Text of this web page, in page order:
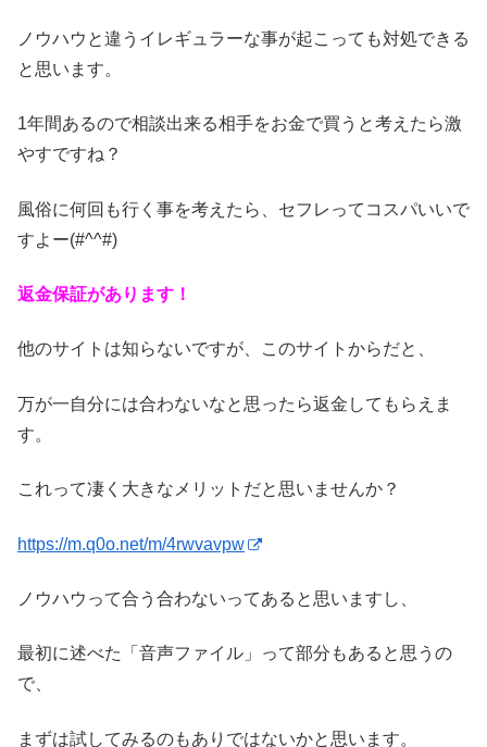
ノウハウと違うイレギュラーな事が起こっても対処できる
と思います。
1年間あるので相談出来る相手をお金で買うと考えたら激
やすですね？
風俗に何回も行く事を考えたら、セフレってコスパいいで
すよー(#^^#)
返金保証があります！
他のサイトは知らないですが、このサイトからだと、
万が一自分には合わないなと思ったら返金してもらえま
す。
これって凄く大きなメリットだと思いませんか？
https://m.q0o.net/m/4rwvavpw
ノウハウって合う合わないってあると思いますし、
最初に述べた「音声ファイル」って部分もあると思うの
で、
まずは試してみるのもありではないかと思います。